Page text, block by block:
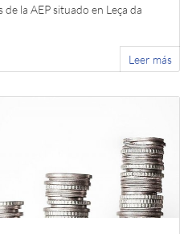
la AEP situado en Leça da
Leer más